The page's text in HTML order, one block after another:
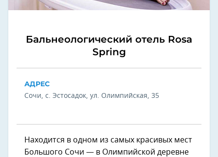
Бальнеологический отель Rosa
Spring
АДРЕС
Сочи, с. Эстосадок, ул. Олимпийская, 35
Находится в одном из самых красивых мест
Большого Сочи — в Олимпийской деревне